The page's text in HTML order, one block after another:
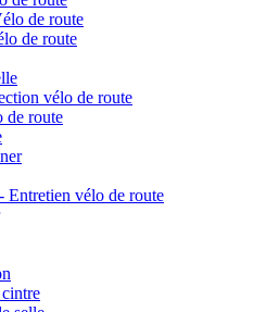
de route
de route
vélo de route
de route
Entretien vélo de route